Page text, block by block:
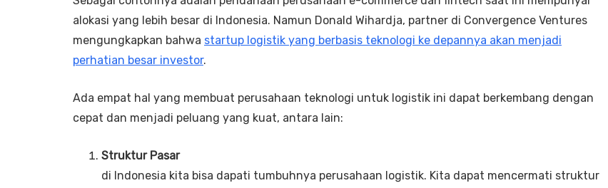
alokasi yang lebih besar di Indonesia. Namun Donald Wihardja, partner di Convergence Ventures
mengungkapkan bahwa startup logistik yang berbasis teknologi ke depannya akan menjadi
perhatian besar investor.
Ada empat hal yang membuat perusahaan teknologi untuk logistik ini dapat berkembang dengan
cepat dan menjadi peluang yang kuat, antara lain:
Struktur Pasar
di Indonesia kita bisa dapati tumbuhnya perusahaan logistik. Kita dapat mencermati struktur